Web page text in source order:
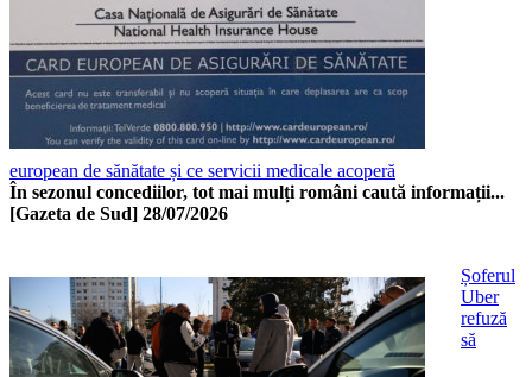
european de sănătate și ce servicii medicale acoperă
În sezonul concediilor, tot mai mulți români caută informații...
[Gazeta de Sud] 28/07/2026
Șoferul
Uber
refuză
să